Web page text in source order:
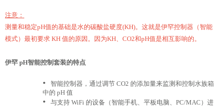
注意：
测量和稳定pH值的基础是水的碳酸盐硬度(KH)。这就是伊罕控制器（智能
模式）最初要求 KH 值的原因。因为KH、CO2和pH值是相互影响的。
伊罕 pH智能控制套装的特点
•
智能控制器，通过调节 CO2 的添加量来监测和控制水族箱
中的 pH 值
•
与支持 WiFi 的设备（智能手机、平板电脑、PC/MAC）进